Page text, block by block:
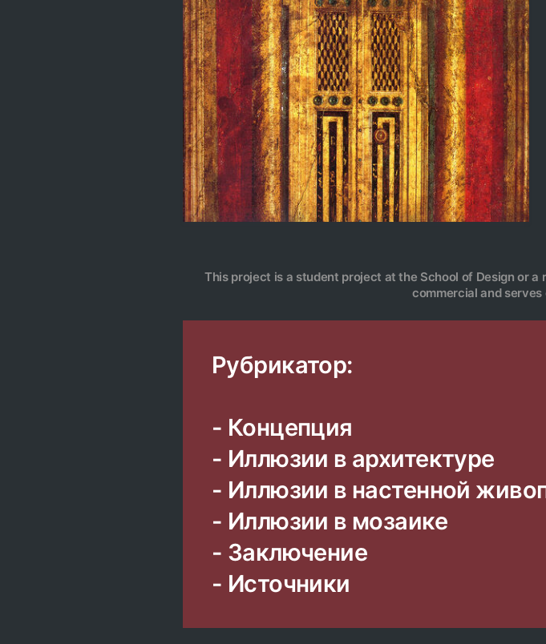
This project is a student project at the School of Design or
commercial and
Рубрикатор:
- Концепция
- Иллюзии в архитектуре
- Иллюзии в настенной
- Иллюзии в мозаике
- Заключение
- Источники